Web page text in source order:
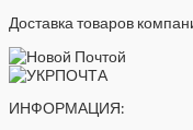
Доставка товаров
ИНФОРМАЦИЯ: